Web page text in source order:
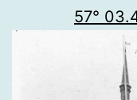
57°